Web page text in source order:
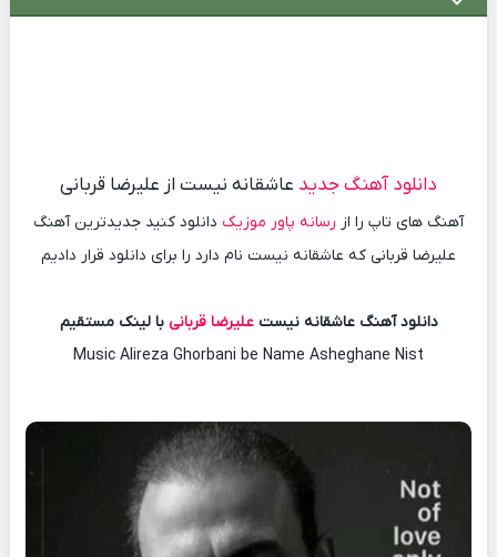
دانلود آهنگ جدید عاشقانه نیست از علیرضا قربانی
آهنگ های تاپ را از رسانه پاور موزیک دانلود کنید جدیدترین آهنگ
علیرضا قربانی که عاشقانه نیست نام دارد را برای دانلود قرار دادیم
دانلود آهنگ عاشقانه نیستعلیرضا قربانی با لینک مستقیم
Music Alireza Ghorbani be Name Asheghane Nist